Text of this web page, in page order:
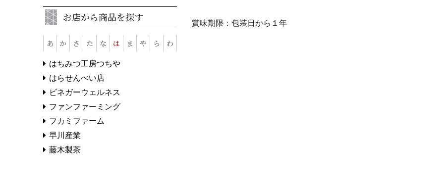
お店から商品を探す
あ か さ た な は ま や ら わ
はちみつ工房つちや
はらせんべい店
ビネガーウェルネス
ファンファーミング
フカミファーム
早川産業
藤木製茶
賞味期限：包装日から１年